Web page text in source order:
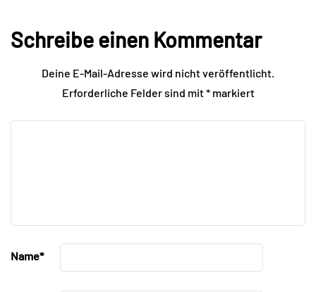
Schreibe einen Kommentar
Deine E-Mail-Adresse wird nicht veröffentlicht.
Erforderliche Felder sind mit*markiert
Name*